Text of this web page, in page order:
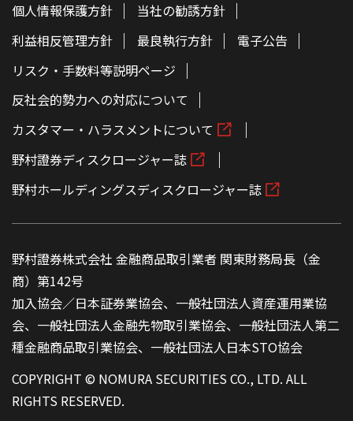
個人情報保護方針
当社の勧誘方針
利益相反管理方針
最良執行方針
電子公告
リスク・手数料等説明ページ
反社会的勢力への対応について
カスタマー・ハラスメントについて
野村證券ディスクロージャー誌
野村ホールディングスディスクロージャー誌
野村證券株式会社 金融商品取引業者 関東財務局長（金
商）第142号
加入協会／日本証券業協会、一般社団法人資産運用業協
会、一般社団法人金融先物取引業協会、一般社団法人第二
種金融商品取引業協会、一般社団法人日本STO協会
COPYRIGHT © NOMURA SECURITIES CO., LTD. ALL
RIGHTS RESERVED.